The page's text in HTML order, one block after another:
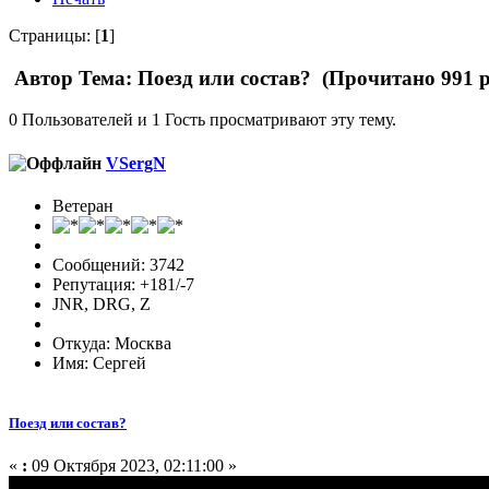
Страницы: [1]
Автор Тема: Поезд или состав? (Прочитано 991
0 Пользователей и 1 Гость просматривают эту тему.
VSergN
Ветеран
Сообщений: 3742
Репутация: +181/-7
JNR, DRG, Z
Откуда: Москва
Имя: Сергей
Поезд или состав?
« : 09 Октября 2023, 02:11:00 »